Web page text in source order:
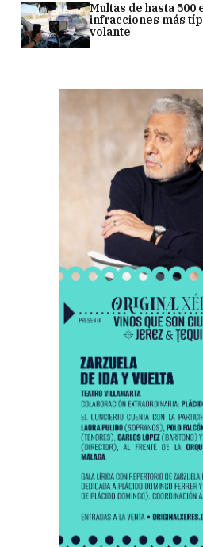
Multas de hasta
infracciones más
volante